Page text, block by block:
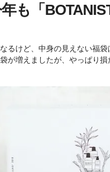
も「
るけど、中身の見えない福
が増えましたが、やっぱり損